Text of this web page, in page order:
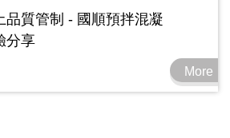
品質管制 - 國順預拌混凝
分享
More